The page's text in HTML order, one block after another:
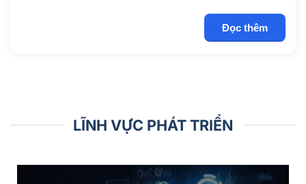
Đọc thêm
LĨNH VỰC PHÁT TRIỂN